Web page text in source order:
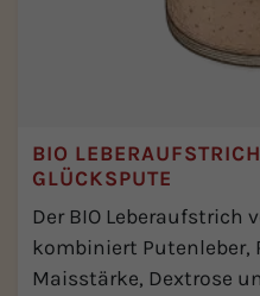
BIO
GLÜCKSPUTE
Der BIO Leberaufstrich
kombiniert Putenleber,
Maisstärke, Dextrose